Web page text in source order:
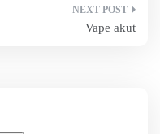
Vape akut